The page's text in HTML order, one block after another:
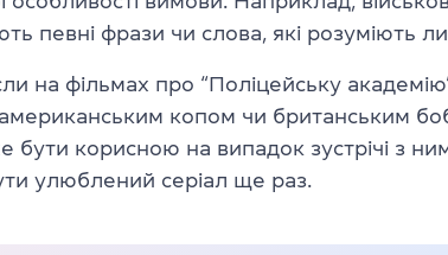
певні фрази чи слова, які розуміють
на фільмах про “Поліцейську
американським копом чи британським
бути корисною на випадок зустрічі з
улюблений серіал ще раз.